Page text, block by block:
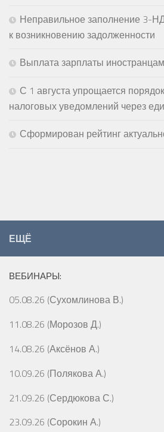
Неправильное заполнение 3-
к возникновению задолженности
Выплата зарплаты
С 1 августа упрощается
налоговых уведомлений через
Сформирован рейтинг
ЕЩЁ
ВЕБИНАРЫ:
05.08.26 (Сухомлинова В.)
11.08.26 (Морозов Д.)
14.08.26 (Аксёнов А.)
10.09.26 (Полякова А.)
21.09.26 (Сердюкова С.)
23.09.26 (Сорокин А.)